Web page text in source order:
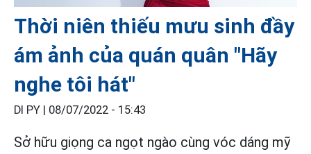
Thời niên thiếu mưu sinh đầy
ám ảnh của quán quân "Hãy
nghe tôi hát"
DI PY | 08/07/2022 - 15:43
Sở hữu giọng ca ngọt ngào cùng vóc dáng mỹ